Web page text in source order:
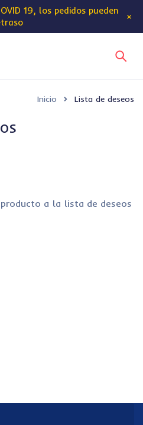
19, los pedidos pueden
Inicio Lista de deseos
a la lista de deseos